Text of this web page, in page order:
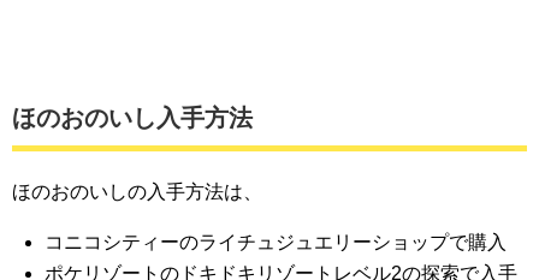
ほのおのいし入手方法
ほのおのいしの入手方法は、
コニコシティーのライチュジュエリーショップで購入
ポケリゾートのドキドキリゾートレベル2の探索で入手